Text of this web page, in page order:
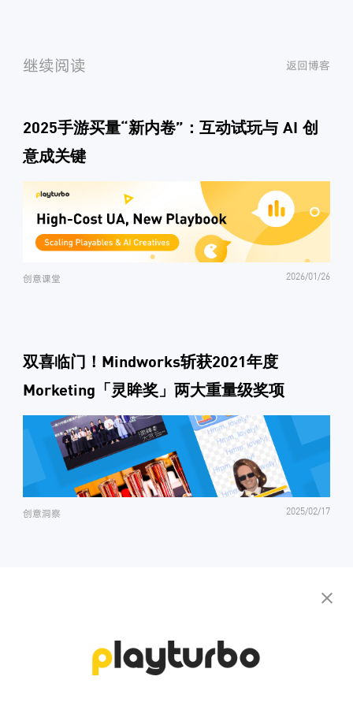
继续阅读 返回博客
2025手游买量“新内卷”：互动试玩与 AI 创
意成关键
创意课堂 2026/01/26
双喜临门！Mindworks斩获2021年度
Morketing「灵眸奖」两大重量级奖项
创意洞察 2025/02/17
免费注册